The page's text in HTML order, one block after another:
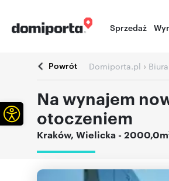
Sprzedaż
Powrót Domiporta.pl ›
Na wynajem
otoczeniem
Kraków, Wielicka - 2000,0m
Otwórz pasek narzędzi